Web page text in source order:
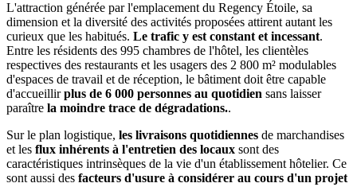
L'attraction générée par l'emplacement du Regency Étoile, sa
dimension et la diversité des activités proposées attirent autant les
curieux que les habitués. Le trafic y est constant et incessant.
Entre les résidents des 995 chambres de l'hôtel, les clientèles
respectives des restaurants et les usagers des 2 800 m² modulables
d'espaces de travail et de réception, le bâtiment doit être capable
d'accueillirplus de 6 000 personnes au quotidien sans laisser
paraître la moindre trace de dégradations..
Sur le plan logistique, les livraisons quotidiennes de marchandises
et les flux inhérents à l'entretien des locaux sont des
caractéristiques intrinsèques de la vie d'un établissement hôtelier. Ce
sont aussi des facteurs d'usure à considérer au cours d'un projet